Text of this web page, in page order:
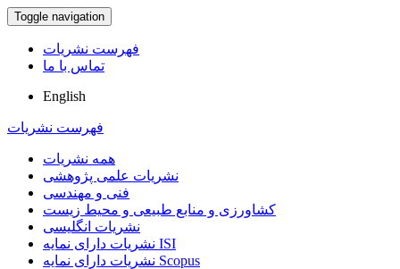
Toggle navigation
فهرست نشریات
تماس با ما
English
فهرست نشریات
همه نشریات
نشریات علمی پژوهشی
فنی و مهندسی
کشاورزی و منابع طبیعی و محیط زیست
نشریات انگلیسی
نشریات دارای نمایه ISI
نشریات دارای نمایه Scopus